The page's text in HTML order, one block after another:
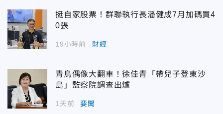
挺自家股票！群聯執行長潘健成7月加碼買4
0張
19小時前 財經
青鳥偶像大翻車！徐佳青「帶兒子登東沙
島」監察院調查出爐
1天前 要聞